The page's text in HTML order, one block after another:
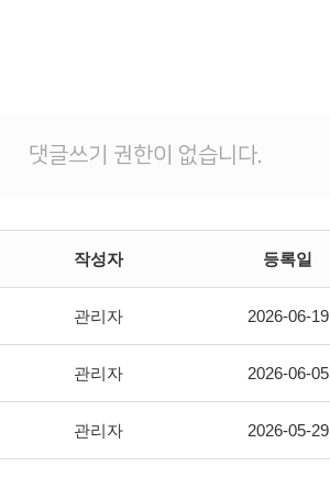
댓글쓰기 권한이 없습니다.
작성자 등록일
관리자 2026-06-19
관리자 2026-06-05
관리자 2026-05-29